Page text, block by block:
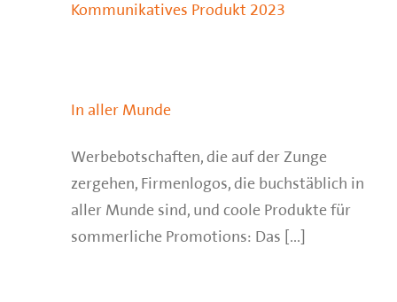
In aller Munde
Werbebotschaften, die auf der Zunge
zergehen, Firmenlogos, die buchstäblich in
aller Munde sind, und coole Produkte für
sommerliche Promotions: Das [...]